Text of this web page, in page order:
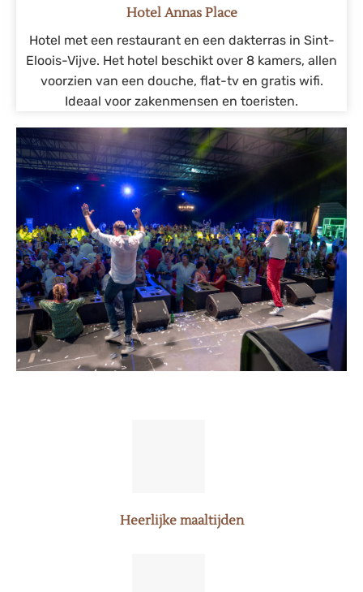
Hotel Annas Place
Hotel met een restaurant en een dakterras in Sint-
Eloois-Vijve. Het hotel beschikt over 8 kamers, allen
voorzien van een douche, flat-tv en gratis wifi.
Ideaal voor zakenmensen en toeristen.
Heerlijke maaltijden